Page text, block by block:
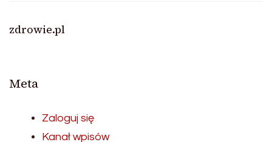
zdrowie.pl
Meta
Zaloguj się
Kanał wpisów